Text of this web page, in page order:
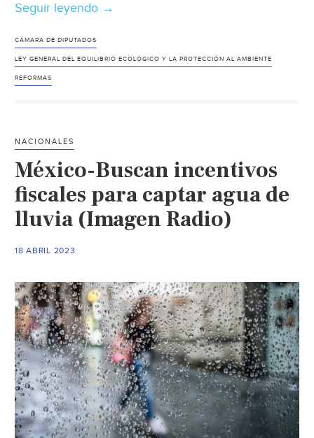
Seguir leyendo México-
Diputados
a
información
y
temas
ambientales
(Cámara
de
Diputados)
→
CÁMARA DE DIPUTADOS
LEY GENERAL DEL EQUILIBRIO ECOLÓGICO Y LA PROTECCIÓN AL AMBIENTE
REFORMAS
NACIONALES
México-Buscan incentivos
fiscales para captar agua de
lluvia (Imagen Radio)
18 ABRIL 2023